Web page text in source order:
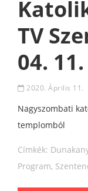
TV
04. 11.
2020. Április 11.
Nagyszombati
templomból
Címkék:
Program,